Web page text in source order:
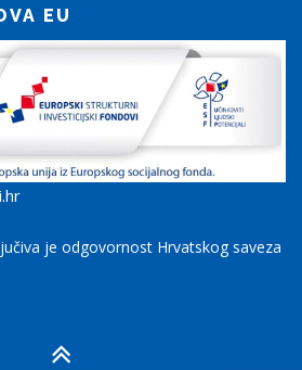
EU
je odgovornost Hrvatskog saveza